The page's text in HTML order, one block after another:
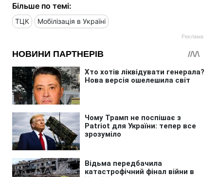
Більше по темі:
ТЦК Мобілізація в Україні